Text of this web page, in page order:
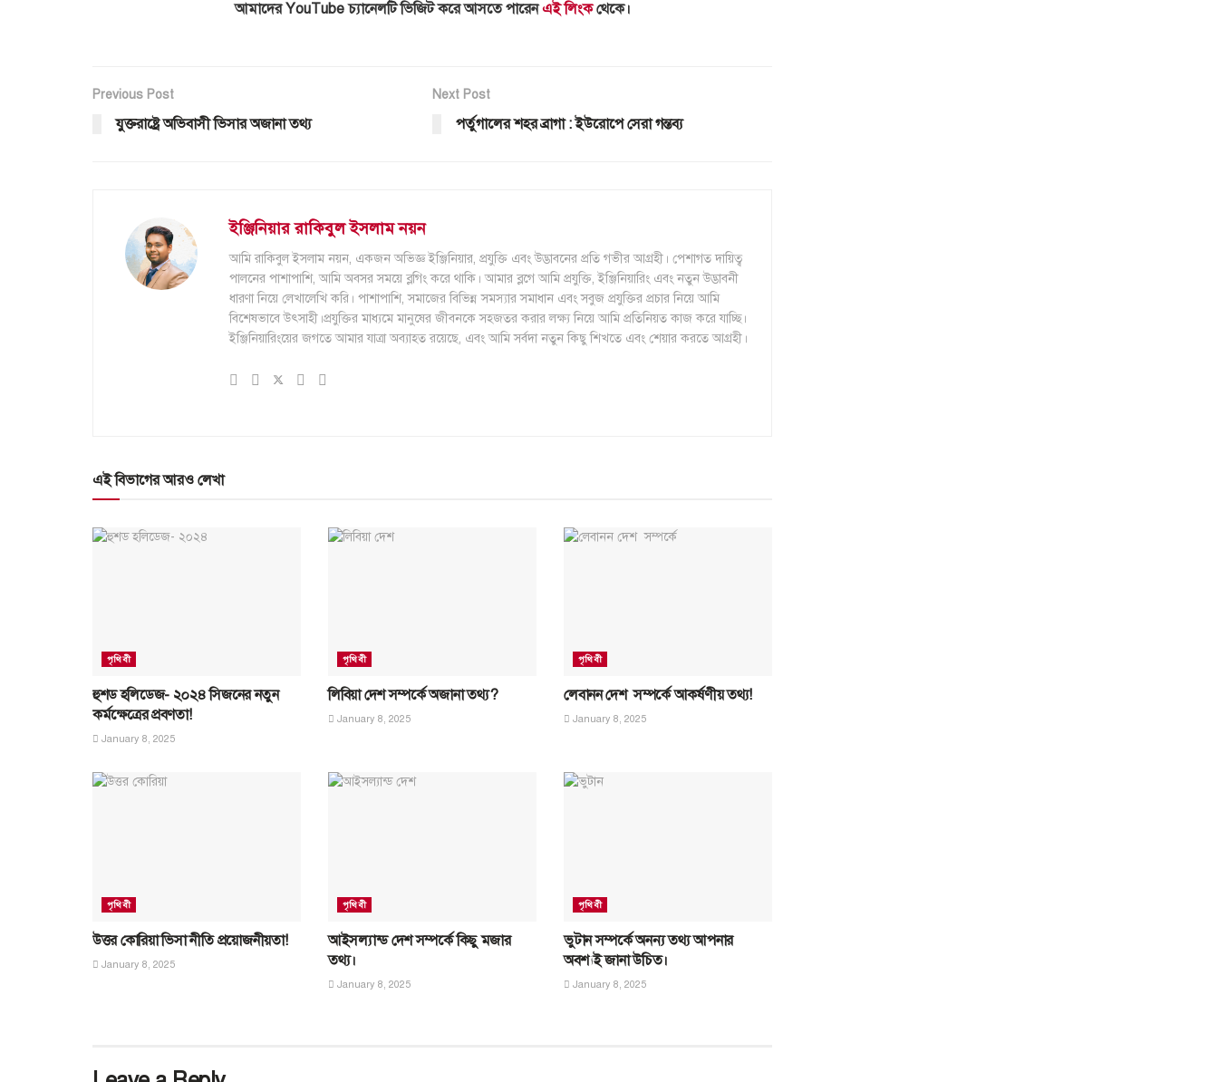
আমাদের YouTube চ্যানেলটি ভিজিট করে আসতে পারেনএই লিংকথেকে।
Previous Post
যুক্তরাষ্ট্রে অভিবাসী ভিসার অজানা তথ্য
Next Post
পর্তুগালের শহর ব্রাগা : ইউরোপে সেরা গন্তব্য
ইঞ্জিনিয়ার রাকিবুল ইসলাম নয়ন
আমি রাকিবুল ইসলাম নয়ন, একজন অভিজ্ঞ ইঞ্জিনিয়ার, প্রযুক্তি এবং উদ্ভাবনের প্রতি গভীর আগ্রহী। পেশাগত দায়িত্ব
পালনের পাশাপাশি, আমি অবসর সময়ে ব্লগিং করে থাকি। আমার ব্লগে আমি প্রযুক্তি, ইঞ্জিনিয়ারিং এবং নতুন উদ্ভাবনী
ধারণা নিয়ে লেখালেখি করি। পাশাপাশি, সমাজের বিভিন্ন সমস্যার সমাধান এবং সবুজ প্রযুক্তির প্রচার নিয়ে আমি
বিশেষভাবে উৎসাহী।প্রযুক্তির মাধ্যমে মানুষের জীবনকে সহজতর করার লক্ষ্য নিয়ে আমি প্রতিনিয়ত কাজ করে যাচ্ছি।
ইঞ্জিনিয়ারিংয়ের জগতে আমার যাত্রা অব্যাহত রয়েছে, এবং আমি সর্বদা নতুন কিছু শিখতে এবং শেয়ার করতে আগ্রহী।
এই বিভাগের আরও লেখা
পৃথিবী
হুশড হলিডেজ- ২০২৪ সিজনের নতুন
কর্মক্ষেত্রের প্রবণতা!
January 8, 2025
পৃথিবী
লিবিয়া দেশ সম্পর্কে অজানা তথ্য?
January 8, 2025
পৃথিবী
লেবানন দেশ সম্পর্কে আকর্ষণীয় তথ্য!
January 8, 2025
পৃথিবী
উত্তর কোরিয়া ভিসা নীতি প্রয়োজনীয়তা!
January 8, 2025
পৃথিবী
আইসল্যান্ড দেশ সম্পর্কে কিছু মজার
তথ্য।
January 8, 2025
পৃথিবী
ভুটান সম্পর্কে অনন্য তথ্য আপনার
অবশ্যই জানা উচিত।
January 8, 2025